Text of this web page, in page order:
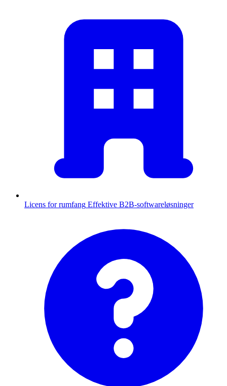
Licens for rumfang Effektive B2B-softwareløsninger